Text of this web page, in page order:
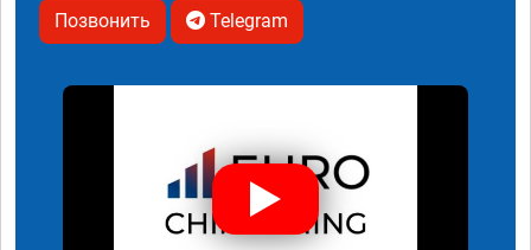
Позвонить Telegram